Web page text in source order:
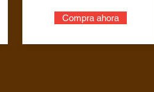
Compra ahora